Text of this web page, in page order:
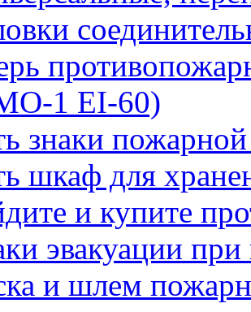
1 EI-60)
знаки
шкаф для
и купите
эвакуации
и шлем